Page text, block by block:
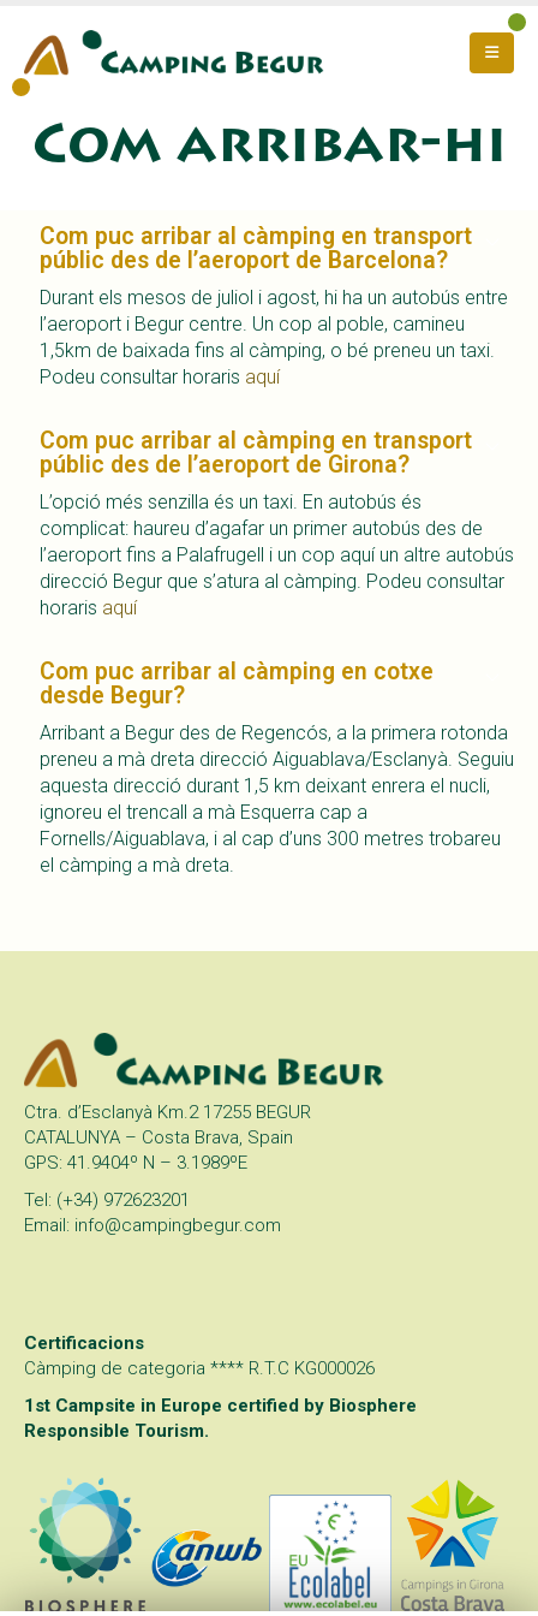
Com arribar-hi
Com puc arribar al càmping en transport
públic des de l’aeroport de Barcelona?
Durant els mesos de juliol i agost, hi ha un autobús entre
l’aeroport i Begur centre. Un cop al poble, camineu
1,5km de baixada fins al càmping, o bé preneu un taxi.
Podeu consultar horaris aquí
Com puc arribar al càmping en transport
públic des de l’aeroport de Girona?
L’opció més senzilla és un taxi. En autobús és
complicat: haureu d’agafar un primer autobús des de
l’aeroport fins a Palafrugell i un cop aquí un altre autobús
direcció Begur que s’atura al càmping. Podeu consultar
horaris aquí
Com puc arribar al càmping en cotxe
desde Begur?
Arribant a Begur des de Regencós, a la primera rotonda
preneu a mà dreta direcció Aiguablava/Esclanyà. Seguiu
aquesta direcció durant 1,5 km deixant enrera el nucli,
ignoreu el trencall a mà Esquerra cap a
Fornells/Aiguablava, i al cap d’uns 300 metres trobareu
el càmping a mà dreta.
Ctra. d’Esclanyà Km.2 17255 BEGUR
CATALUNYA – Costa Brava, Spain
GPS: 41.9404º N – 3.1989ºE
Tel: (+34) 972623201
Email: info@campingbegur.com
Certificacions
Càmping de categoria **** R.T.C KG000026
1st Campsite in Europe certified by Biosphere
Responsible Tourism.